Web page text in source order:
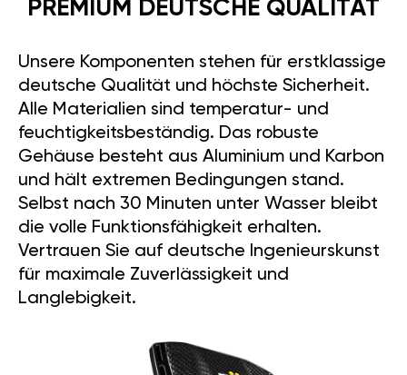
PREMIUM DEUTSCHE QUALITÄT
Unsere Komponenten stehen für erstklassige
deutsche Qualität und höchste Sicherheit.
Alle Materialien sind temperatur- und
feuchtigkeitsbeständig. Das robuste
Gehäuse besteht aus Aluminium und Karbon
und hält extremen Bedingungen stand.
Selbst nach 30 Minuten unter Wasser bleibt
die volle Funktionsfähigkeit erhalten.
Vertrauen Sie auf deutsche Ingenieurskunst
für maximale Zuverlässigkeit und
Langlebigkeit.